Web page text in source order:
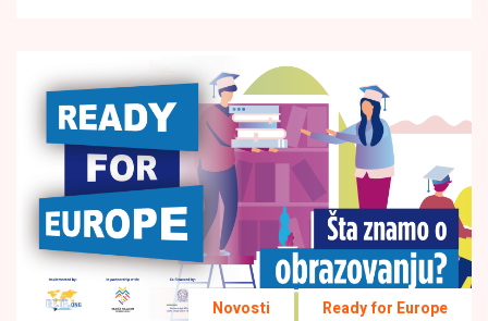
Novosti Ready for Europe